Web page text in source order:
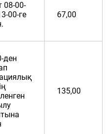
08-00-
00-ге
67,00
ден
135,00